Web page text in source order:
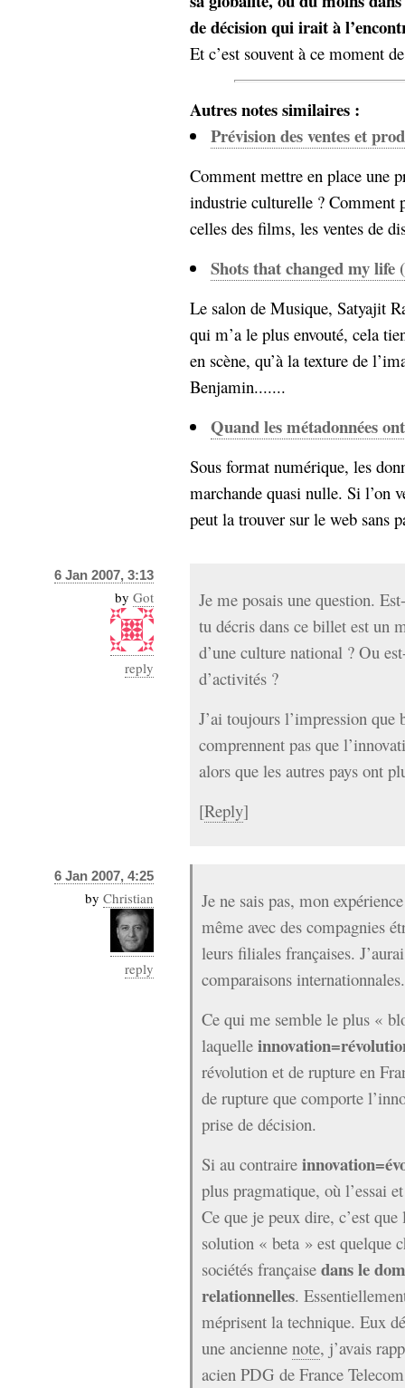
de décision qui irait à
Et c’est souvent à ce moment
Autres notes similaires :
Prévision des ventes et
Comment mettre en place une
industrie culturelle ? Comment
celles des films, les ventes de
Shots that changed my life
Le salon de Musique, Satyajit
qui m’a le plus envouté, cela
en scène, qu’à la texture de
Benjamin.......
Quand les métadonnées
Sous format numérique, les
marchande quasi nulle. Si l’on
peut la trouver sur le web sans
6 Jan 2007, 3:13
by Got
reply
Je me posais une question.
tu décris dans ce billet est un
d’une culture national ? Ou
d’activités ?
J’ai toujours l’impression que
comprennent pas que
alors que les autres pays ont
[Reply]
6 Jan 2007, 4:25
by Christian
reply
Je ne sais pas, mon
même avec des compagnies
leurs filiales françaises.
comparaisons internationnales.
Ce qui me semble le plus «
laquelle
révolution et de rupture en
de rupture que comporte
prise de décision.
Si au contraire
plus pragmatique, où l’essai
Ce que je peux dire, c’est
solution « beta » est quelque
sociétés française dans le
relationnelles.
méprisent la technique. Eux
une ancienne note, j’avais
acien PDG de France